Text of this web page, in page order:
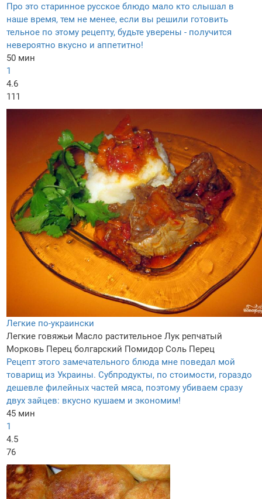
Про это старинное русское блюдо мало кто слышал в
наше время, тем не менее, если вы решили готовить
тельное по этому рецепту, будьте уверены - получится
невероятно вкусно и аппетитно!
50 мин
1
4.6
111
Легкие по-украински
Легкие говяжьи Масло растительное Лук репчатый
Морковь Перец болгарский Помидор Соль Перец
Рецепт этого замечательного блюда мне поведал мой
товарищ из Украины. Субпродукты, по стоимости, гораздо
дешевле филейных частей мяса, поэтому убиваем сразу
двух зайцев: вкусно кушаем и экономим!
45 мин
1
4.5
76